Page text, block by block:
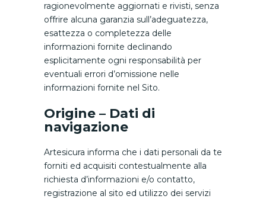
ragionevolmente aggiornati e rivisti, senza
offrire alcuna garanzia sull’adeguatezza,
esattezza o completezza delle
informazioni fornite declinando
esplicitamente ogni responsabilità per
eventuali errori d’omissione nelle
informazioni fornite nel Sito.
Origine – Dati di
navigazione
Artesicura informa che i dati personali da te
forniti ed acquisiti contestualmente alla
richiesta d’informazioni e/o contatto,
registrazione al sito ed utilizzo dei servizi